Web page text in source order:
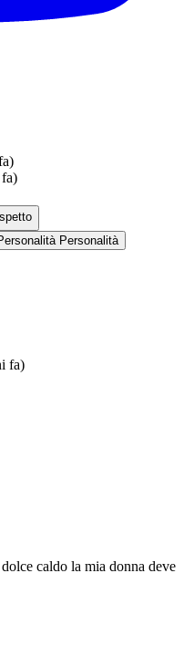
Personalità
fa)
caldo la mia donna deve